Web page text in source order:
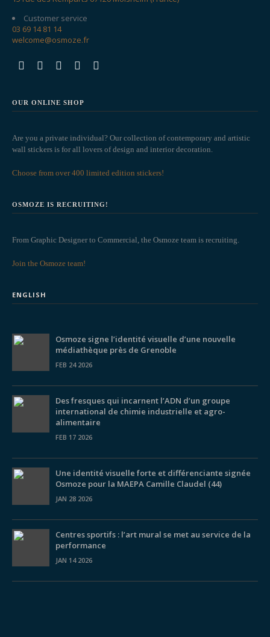
Customer service
03 69 14 81 14
welcome@osmoze.fr
OUR ONLINE SHOP
Are you a private individual? Our collection of contemporary and artistic
wall stickers is for all lovers of design and interior decoration.
Choose from over 400 limited edition stickers!
OSMOZE IS RECRUITING!
From Graphic Designer to Commercial, the Osmoze team is recruiting.
Join the Osmoze team!
ENGLISH
Osmoze signe l’identité visuelle d’une nouvelle
médiathèque près de Grenoble
FEB 24 2026
Des fresques qui incarnent l’ADN d’un groupe
international de chimie industrielle et agro-
alimentaire
FEB 17 2026
Une identité visuelle forte et différenciante signée
Osmoze pour la MAEPA Camille Claudel (44)
JAN 28 2026
Centres sportifs : l’art mural se met au service de la
performance
JAN 14 2026